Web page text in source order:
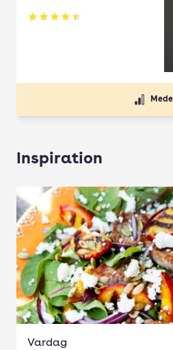
Betyg: 4.5 av 5
Inspiration
Vardag